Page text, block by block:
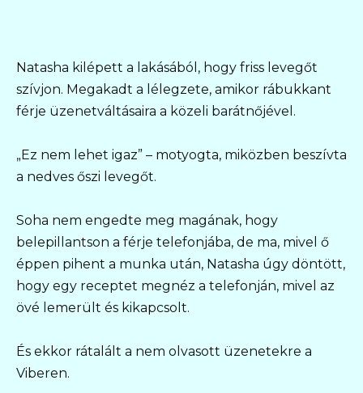
Natasha kilépett a lakásából, hogy friss levegőt
szívjon. Megakadt a lélegzete, amikor rábukkant
férje üzenetváltásaira a közeli barátnőjével.
„Ez nem lehet igaz” – motyogta, miközben beszívta
a nedves őszi levegőt.
Soha nem engedte meg magának, hogy
belepillantson a férje telefonjába, de ma, mivel ő
éppen pihent a munka után, Natasha úgy döntött,
hogy egy receptet megnéz a telefonján, mivel az
övé lemerült és kikapcsolt.
És ekkor rátalált a nem olvasott üzenetekre a
Viberen.